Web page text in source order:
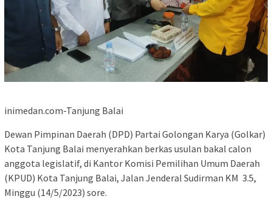
inimedan.com-Tanjung Balai
Dewan Pimpinan Daerah (DPD) Partai Golongan Karya (Golkar)
Kota Tanjung Balai menyerahkan berkas usulan bakal calon
anggota legislatif, di Kantor Komisi Pemilihan Umum Daerah
(KPUD) Kota Tanjung Balai, Jalan Jenderal Sudirman KM 3.5,
Minggu (14/5/2023) sore.